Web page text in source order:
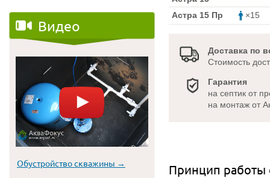
Астра 15 Пр ×15
Доставка по
Cтоимость
Гарантия
на септик от
на монтаж от
Принцип работы
Видео
Обустройство скважины →